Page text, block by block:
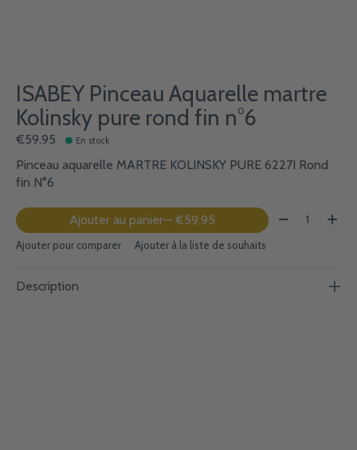
ISABEY Pinceau Aquarelle martre
Kolinsky pure rond fin n°6
€59,95 En stock
Pinceau aquarelle MARTRE KOLINSKY PURE 6227I Rond
fin N°6
Ajouter au panier — €59,95 Quantité:
Ajouter pour comparer Ajouter à la liste de souhaits
Description